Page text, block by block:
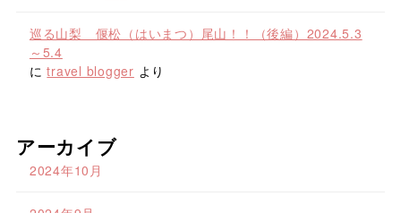
巡る山梨 偃松（はいまつ）尾山！！（後編）2024.5.3
～5.4
にtravel blogger より
アーカイブ
2024年10月